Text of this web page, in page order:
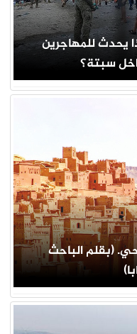
يحدث للمهاجرين
سبتة؟
(بقلم الباحث